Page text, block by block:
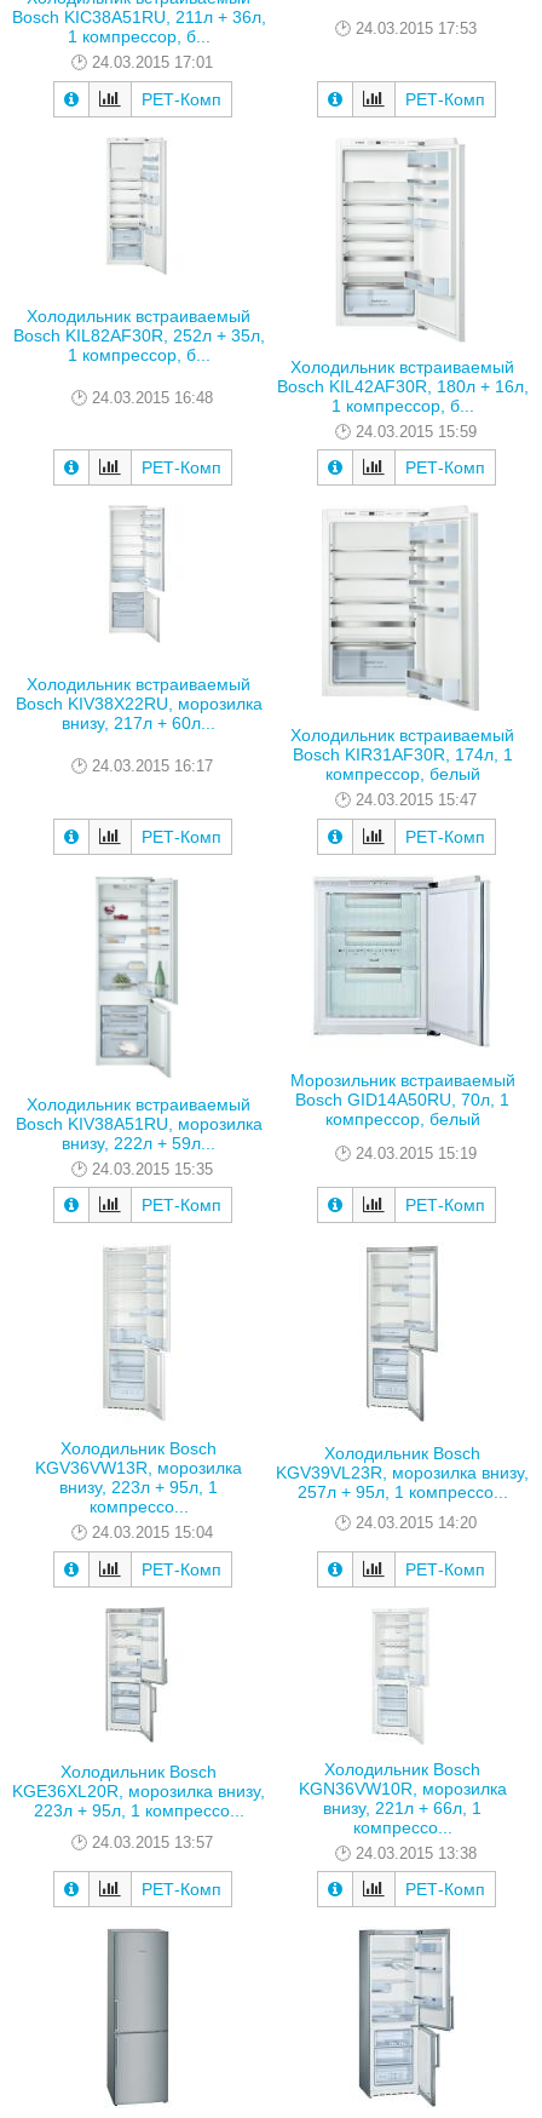
Bosch KIC38A51RU, 211л + 36л,
1 компрессор, б...
24.03.2015 17:01
РЕТ-Комп
24.03.2015 17:53
РЕТ-Комп
Холодильник встраиваемый
Bosch KIL82AF30R, 252л + 35л,
1 компрессор, б...
24.03.2015 16:48
РЕТ-Комп
Холодильник встраиваемый
Bosch KIL42AF30R, 180л + 16л,
1 компрессор, б...
24.03.2015 15:59
РЕТ-Комп
Холодильник встраиваемый
Bosch KIV38X22RU, морозилка
внизу, 217л + 60л...
24.03.2015 16:17
РЕТ-Комп
Холодильник встраиваемый
Bosch KIR31AF30R, 174л, 1
компрессор, белый
24.03.2015 15:47
РЕТ-Комп
Холодильник встраиваемый
Bosch KIV38A51RU, морозилка
внизу, 222л + 59л...
24.03.2015 15:35
РЕТ-Комп
Морозильник встраиваемый
Bosch GID14A50RU, 70л, 1
компрессор, белый
24.03.2015 15:19
РЕТ-Комп
Холодильник Bosch
KGV36VW13R, морозилка
внизу, 223л + 95л, 1
компрессо...
24.03.2015 15:04
РЕТ-Комп
Холодильник Bosch
KGV39VL23R, морозилка внизу,
257л + 95л, 1 компрессо...
24.03.2015 14:20
РЕТ-Комп
Холодильник Bosch
KGE36XL20R, морозилка внизу,
223л + 95л, 1 компрессо...
24.03.2015 13:57
РЕТ-Комп
Холодильник Bosch
KGN36VW10R, морозилка
внизу, 221л + 66л, 1
компрессо...
24.03.2015 13:38
РЕТ-Комп